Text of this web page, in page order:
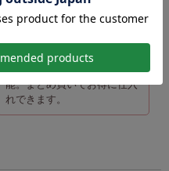
大口注文はお得な価格
で！まとめ買いでさらに
大口割引価格が適用された商
品も同ページ内でご注文可
能。まとめ買いでお得に仕入
れできます。